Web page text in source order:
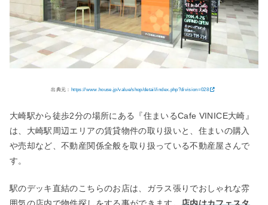
出典元： https://www.house.jp/value/shop/detail/index.php?division=028
大崎駅から徒歩2分の場所にある『住まいるCafe VINICE大崎』
は、大崎駅周辺エリアの賃貸物件の取り扱いと、住まいの購入
や売却など、不動産関係全般を取り扱っている不動産屋さんで
す。
駅のデッキ直結のこちらのお店は、ガラス張りでおしゃれな雰